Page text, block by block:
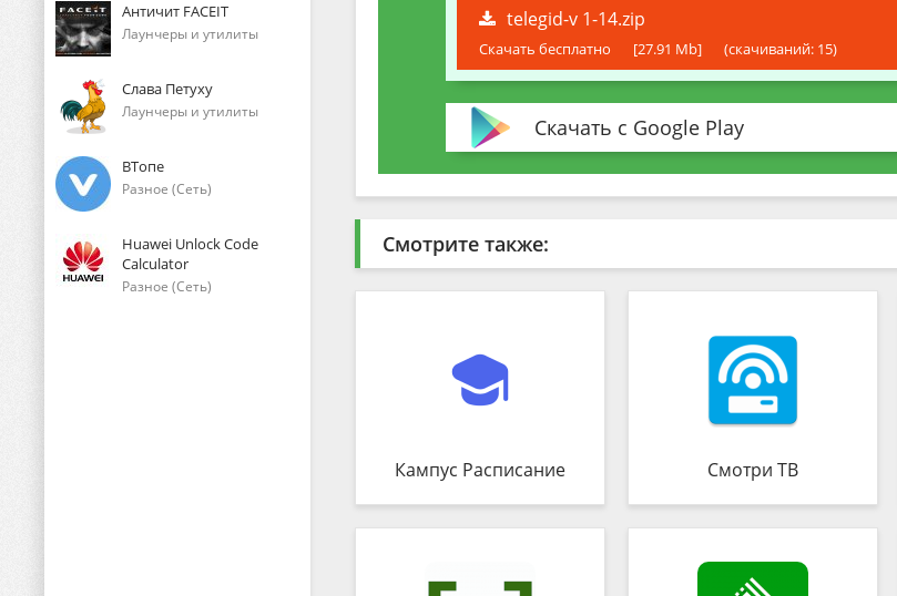
Античит FACEIT
Лаунчеры и утилиты
Слава Петуху
Лаунчеры и утилиты
ВТопе
Разное (Сеть)
Huawei Unlock Code
Calculator
Разное (Сеть)
telegid-v 1-14.zip
Скачать бесплатно [27.91 Mb] (cкачиваний: 15)
Скачать с Google Play
Смотрите также:
Кампус Расписание Смотри ТВ